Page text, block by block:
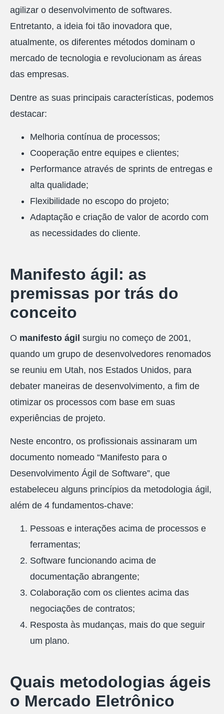
agilizar o desenvolvimento de softwares.
Entretanto, a ideia foi tão inovadora que,
atualmente, os diferentes métodos dominam o
mercado de tecnologia e revolucionam as áreas
das empresas.
Dentre as suas principais características, podemos
destacar:
Melhoria contínua de processos;
Cooperação entre equipes e clientes;
Performance através de sprints de entregas e
alta qualidade;
Flexibilidade no escopo do projeto;
Adaptação e criação de valor de acordo com
as necessidades do cliente.
Manifesto ágil: as
premissas por trás do
conceito
O manifesto ágil surgiu no começo de 2001,
quando um grupo de desenvolvedores renomados
se reuniu em Utah, nos Estados Unidos, para
debater maneiras de desenvolvimento, a fim de
otimizar os processos com base em suas
experiências de projeto.
Neste encontro, os profissionais assinaram um
documento nomeado “Manifesto para o
Desenvolvimento Ágil de Software”, que
estabeleceu alguns princípios da metodologia ágil,
além de 4 fundamentos-chave:
Pessoas e interações acima de processos e
ferramentas;
Software funcionando acima de
documentação abrangente;
Colaboração com os clientes acima das
negociações de contratos;
Resposta às mudanças, mais do que seguir
um plano.
Quais metodologias ágeis
o Mercado Eletrônico